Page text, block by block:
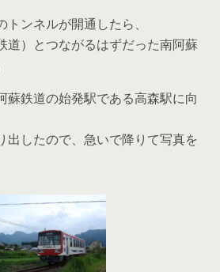
ンネルが開通したら、
道）とつながるはずだった南阿蘇
蘇鉄道の始発駅である高森駅に向
出したので、急いで降りて写真を